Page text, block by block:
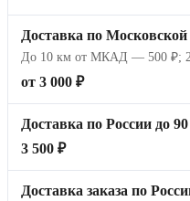
Доставка по Московской
До 10 км от МКАД — 500 ₽;
от 3 000 ₽
Доставка по России до
3 500 ₽
Доставка заказа по